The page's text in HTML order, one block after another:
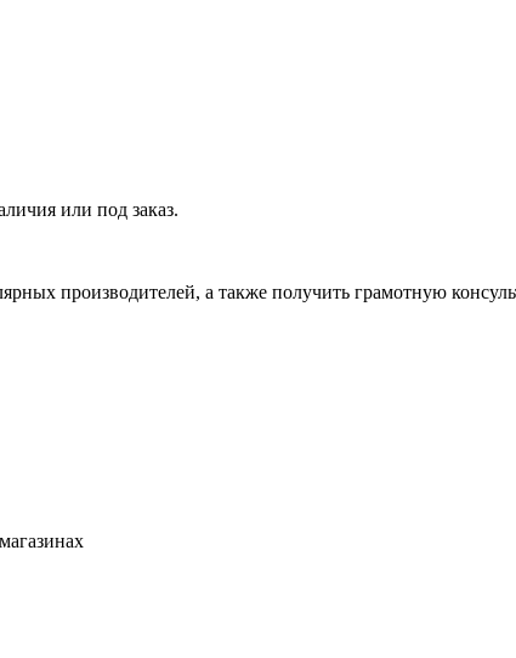
или под заказ.
производителей, а также получить грамотную